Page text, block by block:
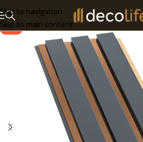
Skip to navigation
Skip to main content
-25%